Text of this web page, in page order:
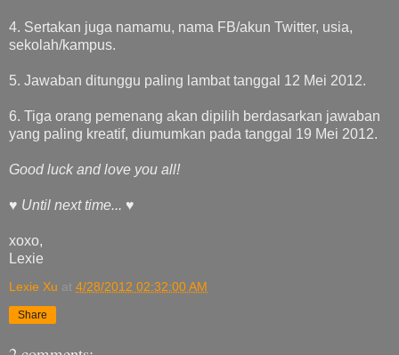
4. Sertakan juga namamu, nama FB/akun Twitter, usia,
sekolah/kampus.
5. Jawaban ditunggu paling lambat tanggal 12 Mei 2012.
6. Tiga orang pemenang akan dipilih berdasarkan jawaban
yang paling kreatif, diumumkan pada tanggal 19 Mei 2012.
Good luck and love you all!
♥ Until next time... ♥
xoxo,
Lexie
Lexie Xu at 4/28/2012 02:32:00 AM
Share